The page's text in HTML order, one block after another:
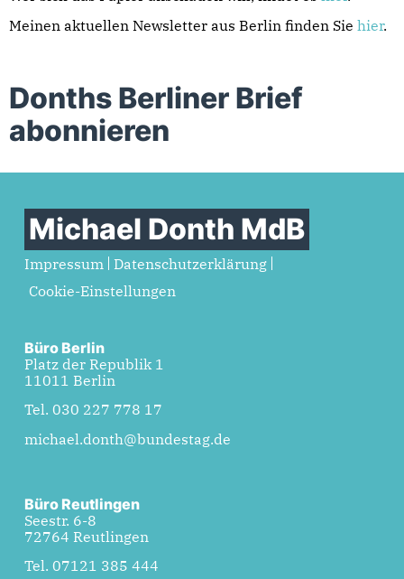
Meinen aktuellen Newsletter aus Berlin finden Sie hier.
Donths Berliner Brief
abonnieren
Michael Donth MdB
Impressum
Datenschutzerklärung
Cookie-Einstellungen
Büro Berlin
Platz der Republik 1
11011 Berlin
Tel. 030 227 778 17
michael.donth@bundestag.de
Büro Reutlingen
Seestr. 6-8
72764 Reutlingen
Tel. 07121 385 444